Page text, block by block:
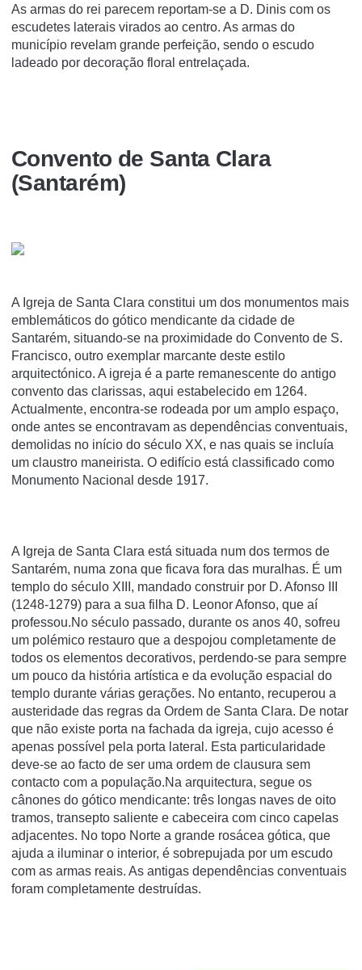
As armas do rei parecem reportam-se a D. Dinis com os
escudetes laterais virados ao centro. As armas do
município revelam grande perfeição, sendo o escudo
ladeado por decoração floral entrelaçada.
Convento de Santa Clara
(Santarém)
A Igreja de Santa Clara constitui um dos monumentos mais
emblemáticos do gótico mendicante da cidade de
Santarém, situando-se na proximidade do Convento de S.
Francisco, outro exemplar marcante deste estilo
arquitectónico. A igreja é a parte remanescente do antigo
convento das clarissas, aqui estabelecido em 1264.
Actualmente, encontra-se rodeada por um amplo espaço,
onde antes se encontravam as dependências conventuais,
demolidas no iní­cio do século XX, e nas quais se incluí­a
um claustro maneirista. O edifí­cio está classificado como
Monumento Nacional desde 1917.
A Igreja de Santa Clara está situada num dos termos de
Santarém, numa zona que ficava fora das muralhas. É um
templo do século XIII, mandado construir por D. Afonso III
(1248-1279) para a sua filha D. Leonor Afonso, que aí
professou.No século passado, durante os anos 40, sofreu
um polémico restauro que a despojou completamente de
todos os elementos decorativos, perdendo-se para sempre
um pouco da história artística e da evolução espacial do
templo durante várias gerações. No entanto, recuperou a
austeridade das regras da Ordem de Santa Clara. De notar
que não existe porta na fachada da igreja, cujo acesso é
apenas possível pela porta lateral. Esta particularidade
deve-se ao facto de ser uma ordem de clausura sem
contacto com a população.Na arquitectura, segue os
cânones do gótico mendicante: três longas naves de oito
tramos, transepto saliente e cabeceira com cinco capelas
adjacentes. No topo Norte a grande rosácea gótica, que
ajuda a iluminar o interior, é sobrepujada por um escudo
com as armas reais. As antigas dependências conventuais
foram completamente destruídas.